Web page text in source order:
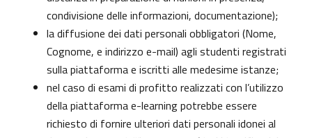
condivisione delle informazioni, documentazione);
la diffusione dei dati personali obbligatori (Nome,
Cognome, e indirizzo e-mail) agli studenti registrati
sulla piattaforma e iscritti alle medesime istanze;
nel caso di esami di profitto realizzati con l’utilizzo
della piattaforma e-learning potrebbe essere
richiesto di fornire ulteriori dati personali idonei al